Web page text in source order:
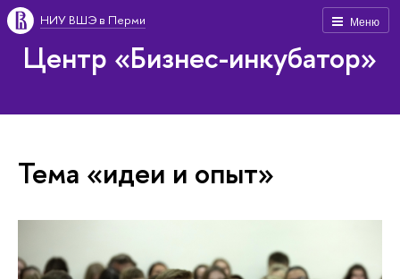
Меню
НИУ ВШЭ в Перми
Центр «Бизнес-инкубатор»
Тема «идеи и опыт»